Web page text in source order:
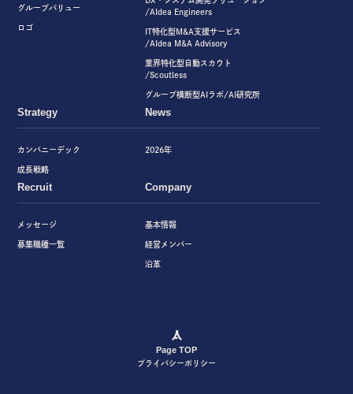
グループバリュー
ロゴ
/AIdea Engineers
IT特化型M&A支援サービス
/AIdea M&A Advisory
業界特化型自動スカウト
/Scoutless
グループ横断型AIラボ/AI研究所
Strategy
カンパニーデック
成長戦略
News
2026年
Recruit
メッセージ
募集職種一覧
Company
基本情報
経営メンバー
沿革
プライバシーポリシー
Page TOP